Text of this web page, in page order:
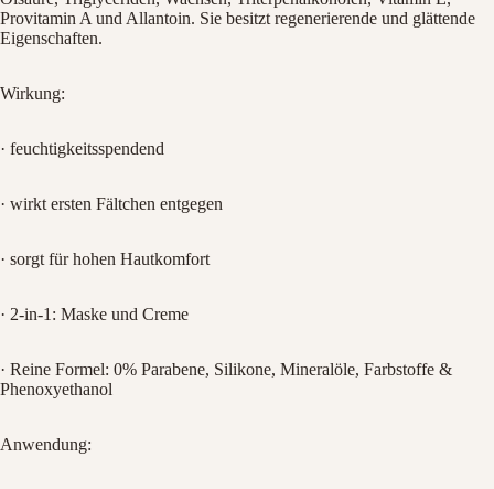
Provitamin A und Allantoin. Sie besitzt regenerierende und glättende
Eigenschaften.
Wirkung:
· feuchtigkeitsspendend
· wirkt ersten Fältchen entgegen
· sorgt für hohen Hautkomfort
· 2-in-1: Maske und Creme
· Reine Formel: 0% Parabene, Silikone, Mineralöle, Farbstoffe &
Phenoxyethanol
Anwendung: